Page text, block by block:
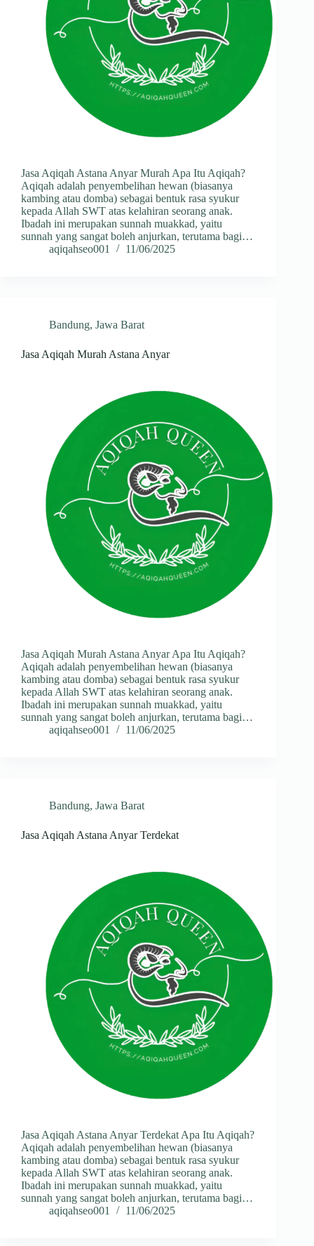
Jasa Aqiqah Astana Anyar Murah Apa Itu Aqiqah?
Aqiqah adalah penyembelihan hewan (biasanya
kambing atau domba) sebagai bentuk rasa syukur
kepada Allah SWT atas kelahiran seorang anak.
Ibadah ini merupakan sunnah muakkad, yaitu
sunnah yang sangat boleh anjurkan, terutama bagi…
aqiqahseo001
11/06/2025
Bandung, Jawa Barat
Jasa Aqiqah Murah Astana Anyar
Jasa Aqiqah Murah Astana Anyar Apa Itu Aqiqah?
Aqiqah adalah penyembelihan hewan (biasanya
kambing atau domba) sebagai bentuk rasa syukur
kepada Allah SWT atas kelahiran seorang anak.
Ibadah ini merupakan sunnah muakkad, yaitu
sunnah yang sangat boleh anjurkan, terutama bagi…
aqiqahseo001
11/06/2025
Bandung, Jawa Barat
Jasa Aqiqah Astana Anyar Terdekat
Jasa Aqiqah Astana Anyar Terdekat Apa Itu Aqiqah?
Aqiqah adalah penyembelihan hewan (biasanya
kambing atau domba) sebagai bentuk rasa syukur
kepada Allah SWT atas kelahiran seorang anak.
Ibadah ini merupakan sunnah muakkad, yaitu
sunnah yang sangat boleh anjurkan, terutama bagi…
aqiqahseo001
11/06/2025